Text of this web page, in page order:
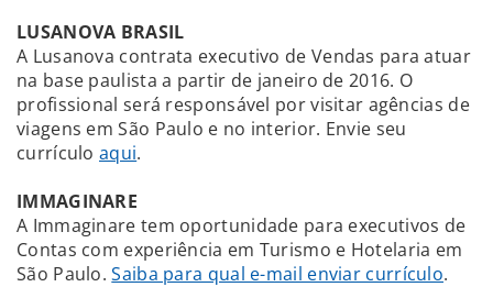
LUSANOVA BRASIL
A Lusanova contrata executivo de Vendas para atuar
na base paulista a partir de janeiro de 2016. O
profissional será responsável por visitar agências de
viagens em São Paulo e no interior. Envie seu
currículo aqui.
IMMAGINARE
A Immaginare tem oportunidade para executivos de
Contas com experiência em Turismo e Hotelaria em
São Paulo.Saiba para qual e-mail enviar currículo.